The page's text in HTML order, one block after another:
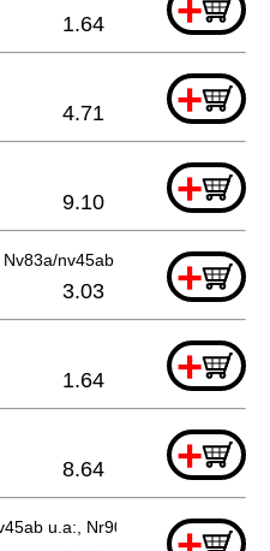
+
1.64
+
4.71
+
9.10
nv45ab +
3.03
+
1.64
+
8.64
u.a:, Nr90aa